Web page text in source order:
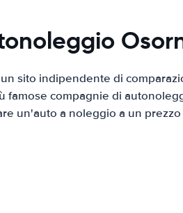
sito indipendente di
famose compagnie di
un'auto a noleggio a un